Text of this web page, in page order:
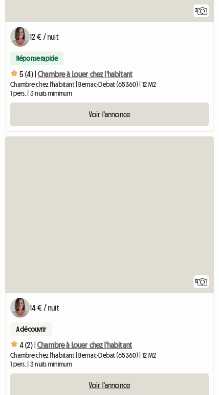
3
12 € / nuit
Réponse rapide
5 (4) | Chambre à Louer chez l'habitant
Chambre chez l'habitant | Bernac-Debat (65360) | 12 M2
1 pers. | 3 nuits minimum
Voir l'annonce
5
14 € / nuit
A découvrir
4 (2) | Chambre à Louer chez l'habitant
Chambre chez l'habitant | Bernac-Debat (65360) | 12 M2
1 pers. | 3 nuits minimum
Voir l'annonce